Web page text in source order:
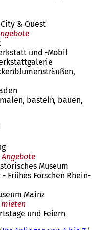
& Quest
und -Mobil
basteln, bauen,
Museum
Frühes Forschen Rhein-
Mainz
und Feiern